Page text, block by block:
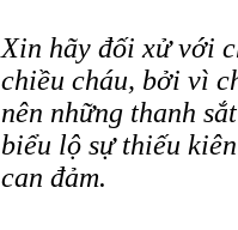
Xin hãy đối xử với
chiều cháu, bởi vì
nên những thanh
biểu lộ sự thiếu
can đảm.